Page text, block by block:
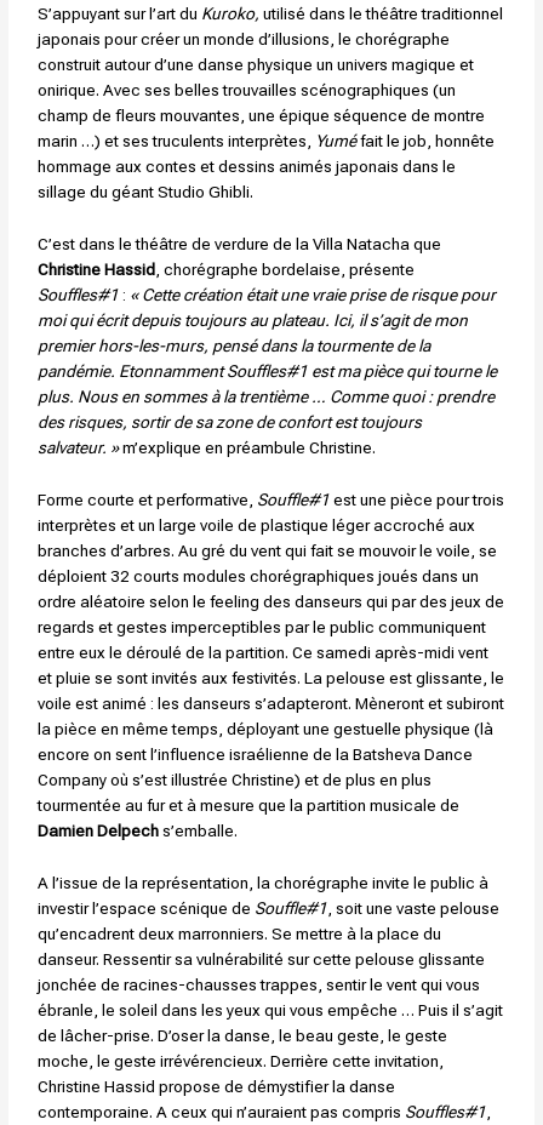
S’appuyant sur l’art du Kuroko, utilisé dans le théâtre traditionnel
japonais pour créer un monde d’illusions, le chorégraphe
construit autour d’une danse physique un univers magique et
onirique. Avec ses belles trouvailles scénographiques (un
champ de fleurs mouvantes, une épique séquence de montre
marin …) et ses truculents interprètes, Yuméfait le job, honnête
hommage aux contes et dessins animés japonais dans le
sillage du géant Studio Ghibli.
C’est dans le théâtre de verdure de la Villa Natacha que
Christine Hassid, chorégraphe bordelaise, présente
Souffles#1: « Cette création était une vraie prise de risque pour
moi qui écrit depuis toujours au plateau. Ici, il s’agit de mon
premier hors-les-murs, pensé dans la tourmente de la
pandémie. Etonnamment Souffles#1 est ma pièce qui tourne le
plus. Nous en sommes à la trentième … Comme quoi : prendre
des risques, sortir de sa zone de confort est toujours
salvateur. »m’explique en préambule Christine.
Forme courte et performative, Souffle#1est une pièce pour trois
interprètes et un large voile de plastique léger accroché aux
branches d’arbres. Au gré du vent qui fait se mouvoir le voile, se
déploient 32 courts modules chorégraphiques joués dans un
ordre aléatoire selon le feeling des danseurs qui par des jeux de
regards et gestes imperceptibles par le public communiquent
entre eux le déroulé de la partition. Ce samedi après-midi vent
et pluie se sont invités aux festivités. La pelouse est glissante, le
voile est animé : les danseurs s’adapteront. Mèneront et subiront
la pièce en même temps, déployant une gestuelle physique (là
encore on sent l’influence israélienne de la Batsheva Dance
Company où s’est illustrée Christine) et de plus en plus
tourmentée au fur et à mesure que la partition musicale de
Damien Delpechs’emballe.
A l’issue de la représentation, la chorégraphe invite le public à
investir l’espace scénique de Souffle#1 , soit une vaste pelouse
qu’encadrent deux marronniers. Se mettre à la place du
danseur. Ressentir sa vulnérabilité sur cette pelouse glissante
jonchée de racines-chausses trappes, sentir le vent qui vous
ébranle, le soleil dans les yeux qui vous empêche … Puis il s’agit
de lâcher-prise. D’oser la danse, le beau geste, le geste
moche, le geste irrévérencieux. Derrière cette invitation,
Christine Hassid propose de démystifier la danse
contemporaine. A ceux qui n’auraient pas compris Souffles#1